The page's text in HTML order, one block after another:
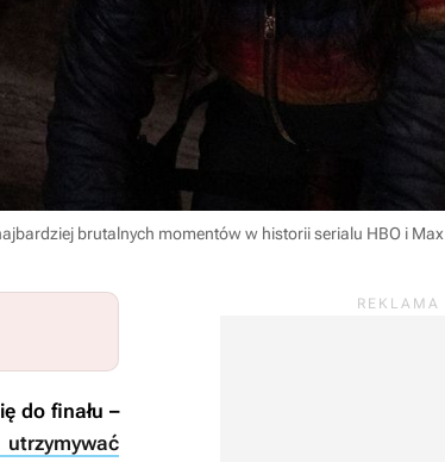
brutalnych momentów w historii serialu HBO i Max
do finału –